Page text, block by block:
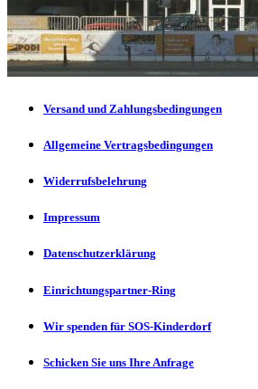
Versand und Zahlungsbedingungen
Allgemeine Vertragsbedingungen
Widerrufsbelehrung
Impressum
Datenschutzerklärung
Einrichtungspartner-Ring
Wir spenden für SOS-Kinderdorf
Schicken Sie uns Ihre Anfrage